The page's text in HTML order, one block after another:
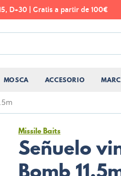
D+30 | Gratis a partir de 100€
MOSCA ACCESORIO
Missile Baits
Señuelo